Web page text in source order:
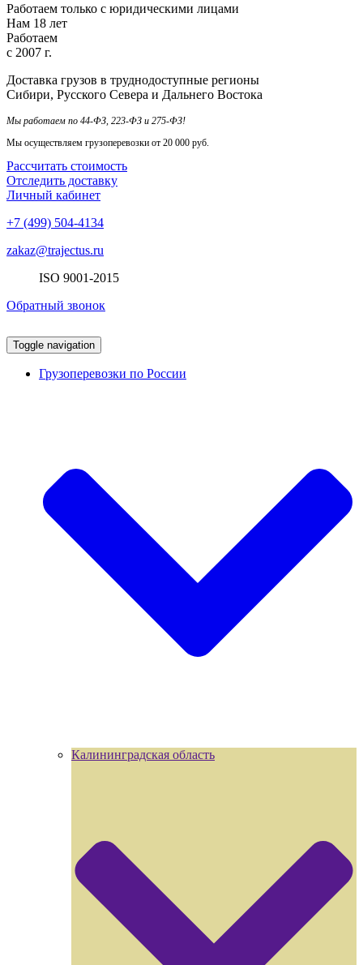
Работаем только с юридическими лицами
Нам 18 лет
Работаем
с 2007 г.
Доставка грузов в труднодоступные регионы
Сибири, Русского Севера и Дальнего Востока
Мы работаем по 44-ФЗ, 223-ФЗ и 275-ФЗ!
Мы осуществляем грузоперевозки от 20 000 руб.
Рассчитать стоимость
Отследить доставку
Личный кабинет
+7 (499) 504-4134
zakaz@trajectus.ru
ISO 9001-2015
Обратный звонок
Toggle navigation
Грузоперевозки по России
Калининградская область